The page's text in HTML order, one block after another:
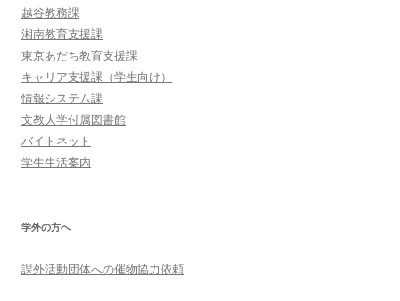
越谷教務課
湘南教育支援課
東京あだち教育支援課
キャリア支援課（学生向け）
情報システム課
文教大学付属図書館
バイトネット
学生生活案内
学外の方へ
課外活動団体への催物協力依頼